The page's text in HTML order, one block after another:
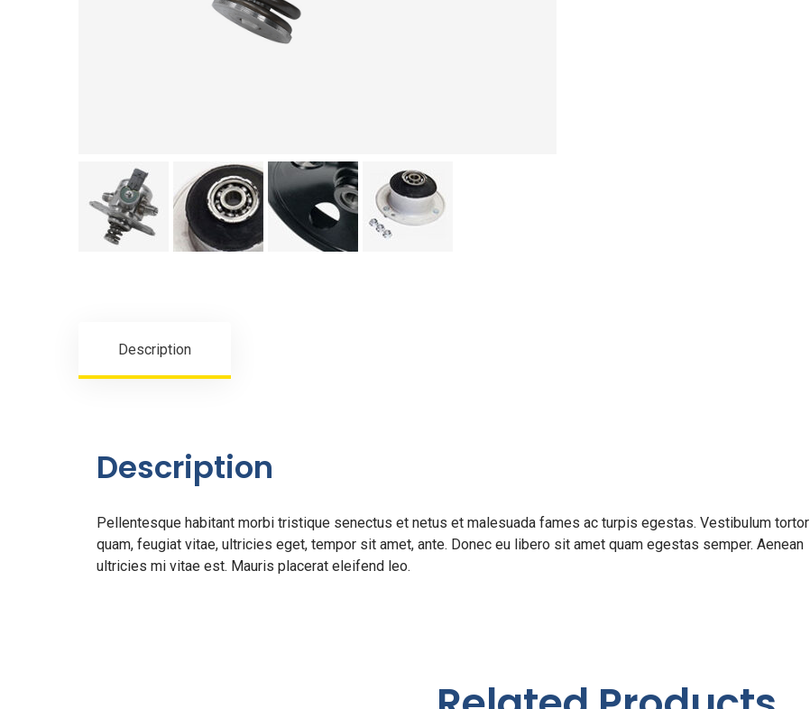
Description
Description
Pellentesque habitant morbi tristique senectus et netus et malesuada fames ac turpis egestas. Vestibulum tortor
quam, feugiat vitae, ultricies eget, tempor sit amet, ante. Donec eu libero sit amet quam egestas semper. Aenean
ultricies mi vitae est. Mauris placerat eleifend leo.